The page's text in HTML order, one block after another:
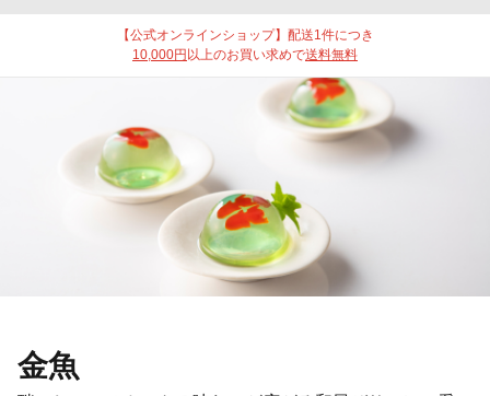
【公式オンラインショップ】配送1件につき
10,000円 以上のお買い求めで送料無料
金魚